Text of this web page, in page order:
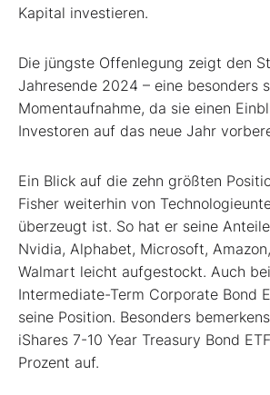
Kapital investieren.
Die jüngste Offenlegung zeigt den
Jahresende 2024 – eine besonders
Momentaufnahme, da sie einen
Investoren auf das neue Jahr
Ein Blick auf die zehn größten
Fisher weiterhin von
überzeugt ist. So hat er seine
Nvidia, Alphabet, Microsoft,
Walmart leicht aufgestockt. Auch
Intermediate-Term Corporate Bond
seine Position. Besonders
iShares 7-10 Year Treasury Bond
Prozent auf.